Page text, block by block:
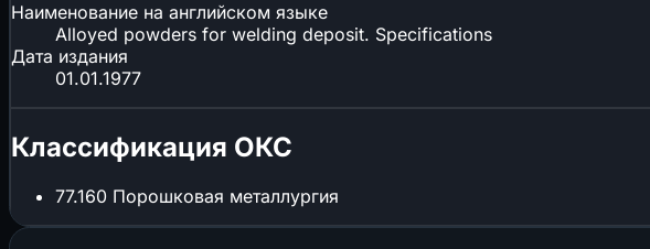
Наименование на английском языке
Alloyed powders for welding deposit. Specifications
Дата издания
01.01.1977
Классификация ОКС
77.160 Порошковая металлургия